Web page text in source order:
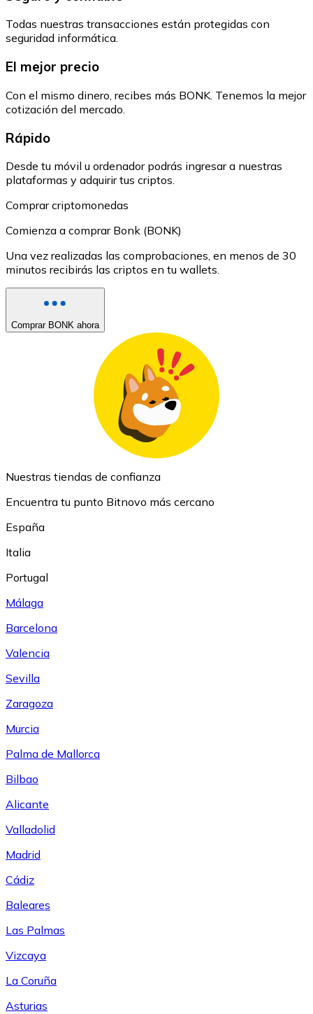
Todas nuestras transacciones están protegidas con
seguridad informática.
El mejor precio
Con el mismo dinero, recibes más BONK. Tenemos la mejor
cotización del mercado.
Rápido
Desde tu móvil u ordenador podrás ingresar a nuestras
plataformas y adquirir tus criptos.
Comprar criptomonedas
Comienza a comprar Bonk (BONK)
Una vez realizadas las comprobaciones, en menos de 30
minutos recibirás las criptos en tu wallets.
Comprar BONK ahora
Nuestras tiendas de confianza
Encuentra tu punto Bitnovo más cercano
España
Italia
Portugal
Málaga
Barcelona
Valencia
Sevilla
Zaragoza
Murcia
Palma de Mallorca
Bilbao
Alicante
Valladolid
Madrid
Cádiz
Baleares
Las Palmas
Vizcaya
La Coruña
Asturias